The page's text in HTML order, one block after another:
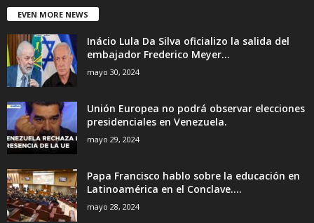
EVEN MORE NEWS
Inácio Lula Da Silva oficializo la salida del
embajador Frederico Meyer...
mayo 30, 2024
Unión Europea no podrá observar elecciones
presidenciales en Venezuela.
mayo 29, 2024
Papa Francisco hablo sobre la educación en
Latinoamérica en el Conclave....
mayo 28, 2024